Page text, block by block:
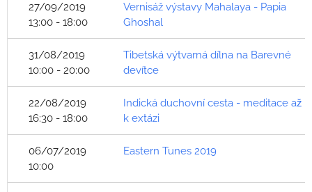
27/09/2019
13:00 - 18:00
Vernisáž výstavy Mahalaya - Papia
Ghoshal
31/08/2019
10:00 - 20:00
Tibetská výtvarná dílna na Barevné
devítce
22/08/2019
16:30 - 18:00
Indická duchovní cesta - meditace až
k extázi
06/07/2019
10:00
Eastern Tunes 2019